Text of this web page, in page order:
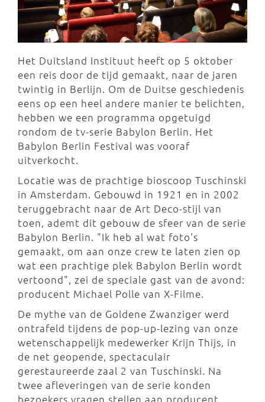
Het Duitsland Instituut heeft op 5 oktober
een reis door de tijd gemaakt, naar de jaren
twintig in Berlijn. Om de Duitse geschiedenis
eens op een heel andere manier te belichten,
hebben we een programma opgetuigd
rondom de tv-serie Babylon Berlin. Het
Babylon Berlin Festival was vooraf
uitverkocht.
Locatie was de prachtige bioscoop Tuschinski
in Amsterdam. Gebouwd in 1921 en in 2002
teruggebracht naar de Art Deco-stijl van
toen, ademt dit gebouw de sfeer van de serie
Babylon Berlin. "Ik heb al wat foto's
gemaakt, om aan onze crew te laten zien op
wat een prachtige plek Babylon Berlin wordt
vertoond", zei de speciale gast van de avond:
producent Michael Polle van X-Filme.
De mythe van de Goldene Zwanziger werd
ontrafeld tijdens de pop-up-lezing van onze
wetenschappelijk medewerker Krijn Thijs, in
de net geopende, spectaculair
gerestaureerde zaal 2 van Tuschinski. Na
twee afleveringen van de serie konden
bezoekers vragen stellen aan producent